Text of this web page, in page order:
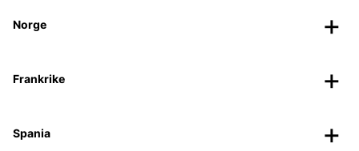
Norge
Frankrike
Spania